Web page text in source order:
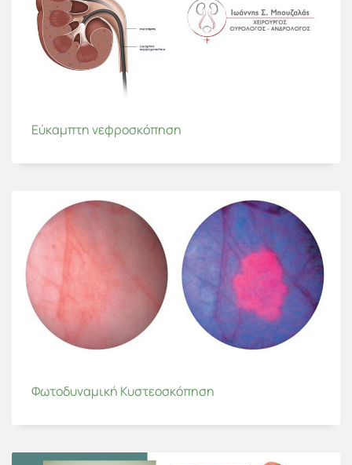
Εύκαμπτη νεφροσκόπηση
Φωτοδυναμική Κυστεοσκόπηση